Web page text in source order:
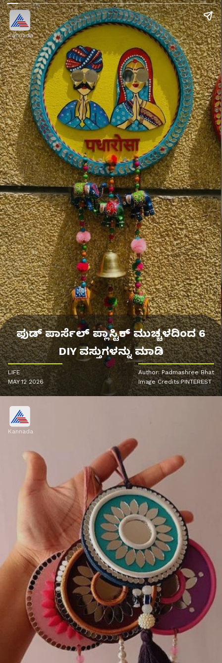
Kannada
ಫುಡ್ ಪಾರ್ಸೆಲ್ ಪ್ಲಾಸ್ಟಿಕ್ ಮುಚ್ಚಳದಿಂದ 6
DIY ವಸ್ತುಗಳನ್ನು ಮಾಡಿ
LIFE
MAY 12 2026
Author: Padmashree Bhat
Image Credits:PINTEREST
Kannada